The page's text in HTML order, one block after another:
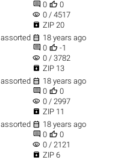
 0  0
visibility 0 / 4517
 ZIP 20
assorted  18 years ago
 0  -1
visibility 0 / 3782
 ZIP 13
assorted  18 years ago
 0  0
visibility 0 / 2997
 ZIP 11
assorted  18 years ago
 0  0
visibility 0 / 2121
 ZIP 6